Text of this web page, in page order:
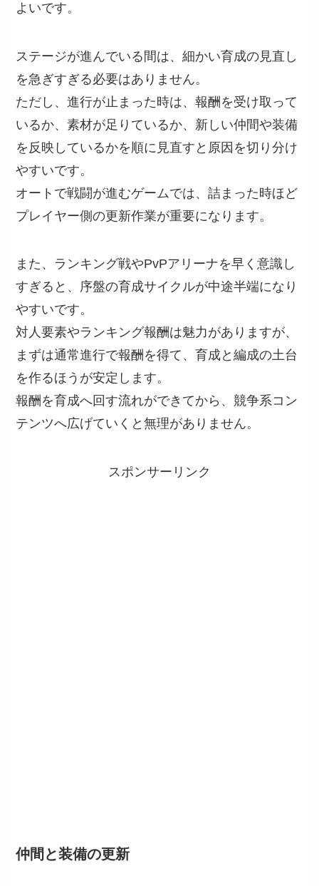
よいです。
ステージが進んでいる間は、細かい育成の見直し
を急ぎすぎる必要はありません。
ただし、進行が止まった時は、報酬を受け取って
いるか、素材が足りているか、新しい仲間や装備
を反映しているかを順に見直すと原因を切り分け
やすいです。
オートで戦闘が進むゲームでは、詰まった時ほど
プレイヤー側の更新作業が重要になります。
また、ランキング戦やPvPアリーナを早く意識し
すぎると、序盤の育成サイクルが中途半端になり
やすいです。
対人要素やランキング報酬は魅力がありますが、
まずは通常進行で報酬を得て、育成と編成の土台
を作るほうが安定します。
報酬を育成へ回す流れができてから、競争系コン
テンツへ広げていくと無理がありません。
スポンサーリンク
仲間と装備の更新